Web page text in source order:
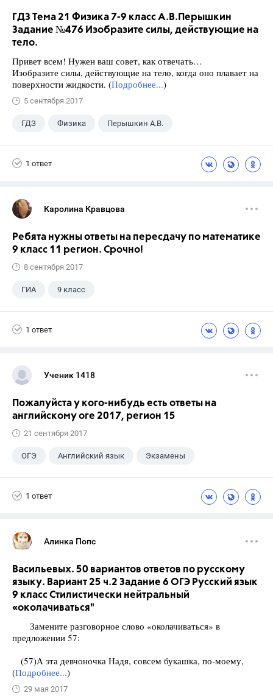
ГДЗ Тема 21 Физика 7-9 класс А.В.Перышкин
Задание №476 Изобразите силы, действующие на
тело.
Привет всем! Нужен ваш совет, как отвечать…
Изобразите силы, действующие на тело, когда оно плавает на
поверхности жидкости. (Подробнее...)
5 сентября 2017
ГДЗ Физика Перышкин А.В.
1 ответ
Каролина Кравцова
Ребята нужны ответы на пересдачу по математике
9 класс 11 регион. Срочно!
8 сентября 2017
ГИА 9 класс
1 ответ
Ученик 1418
Пожалуйста у кого-нибудь есть ответы на
английскому оге 2017, регион 15
21 сентября 2017
ОГЭ Английский язык Экзамены
1 ответ
Алинка Попс
Васильевых. 50 вариантов ответов по русскому
языку. Вариант 25 ч.2 Задание 6 ОГЭ Русский язык
9 класс Стилистически нейтральный
«околачиваться"
Замените разговорное слово «околачиваться» в
предложении 57:
(57)А эта девчоночка Надя, совсем букашка, по-моему,
(Подробнее...)
29 мая 2017